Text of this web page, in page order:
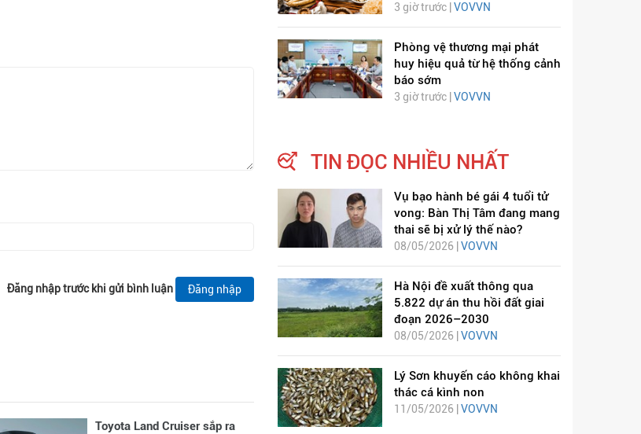
Đăng nhập trước khi gửi bình luận Đăng nhập
Toyota Land Cruiser sắp ra
3 giờ trước | VOVVN
Phòng vệ thương mại phát
huy hiệu quả từ hệ thống cảnh
báo sớm
3 giờ trước | VOVVN
TIN ĐỌC NHIỀU NHẤT
Vụ bạo hành bé gái 4 tuổi tử
vong: Bàn Thị Tâm đang mang
thai sẽ bị xử lý thế nào?
08/05/2026 | VOVVN
Hà Nội đề xuất thông qua
5.822 dự án thu hồi đất giai
đoạn 2026–2030
08/05/2026 | VOVVN
Lý Sơn khuyến cáo không khai
thác cá kình non
11/05/2026 | VOVVN